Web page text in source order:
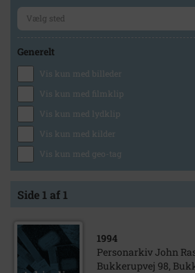
Generelt
Vis kun med billeder
Vis kun med filmklip
Vis kun med lydklip
Vis kun med kilder
Vis kun med geo-tag
Side 1 af 1
1994
Personarkiv John
Bukkerupvej 98,